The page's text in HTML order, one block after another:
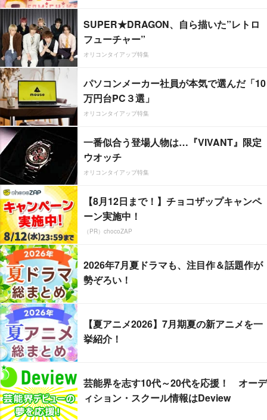
SUPER★DRAGON、自ら描いた”レトロ
フューチャー”
オリコンタイアップ特集
パソコンメーカー社員が本気で選んだ「10
万円台PC３選」
オリコンタイアップ特集
一番似合う登場人物は…『VIVANT』限定
ウオッチ
オリコンタイアップ特集
【8月12日まで！】チョコザップキャンペ
ーン実施中！
（PR）chocoZAP
2026年7月夏ドラマも、注目作＆話題作が
勢ぞろい！
【夏アニメ2026】7月期夏の新アニメを一
挙紹介！
芸能界を志す10代～20代を応援！ オーデ
ィション・スクール情報はDeview